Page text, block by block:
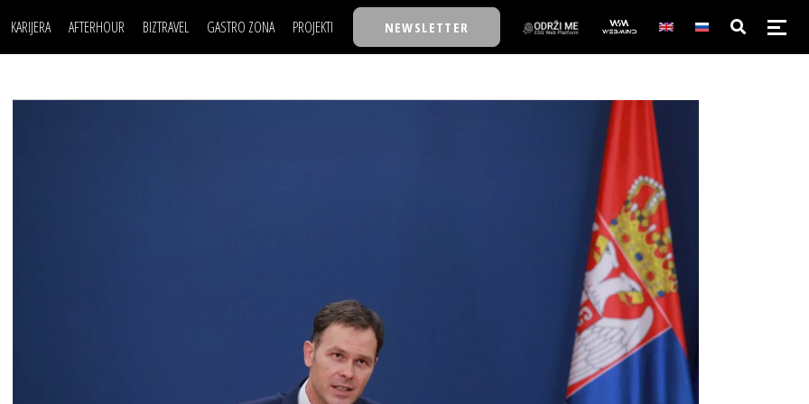
KARIJERA AFTERHOUR BIZTRAVEL GASTRO ZONA PROJEKTI
BIZLIFE WEEK
IZJAVA GODINE
NEWSLETTER
POSAO
MOJ UGAO
FILM I SCENA
AUTO SVET
NAJKOLEGA
30 ISPOD 30